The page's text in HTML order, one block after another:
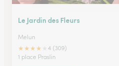
Le Jardin des Fleurs
Melun
★★★★
4 (309)
1 place Praslin